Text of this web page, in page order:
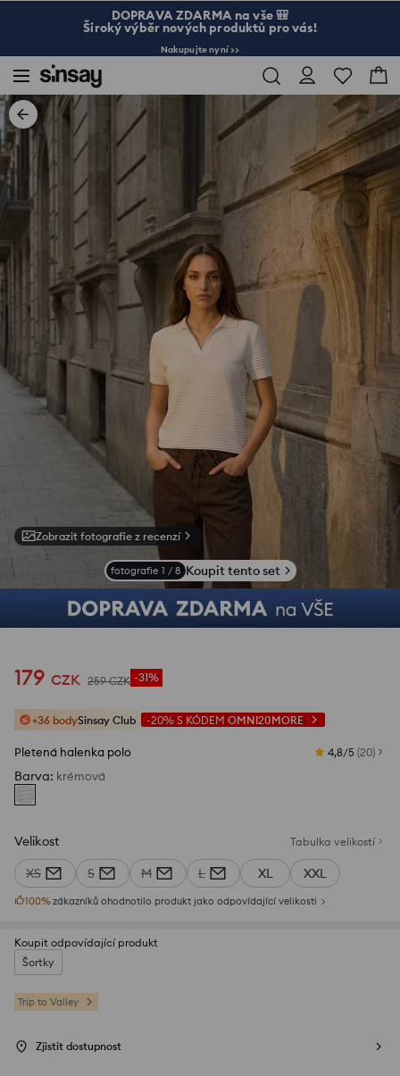
DOPRAVA ZDARMA na vše 🎒
Široký výběr nových produktů pro vás!
Nakupujte nyní >>
Zobrazit fotografie z recenzí
fotografie 1 / 8 Koupit tento set
179 CZK 259 CZK -31%
+36 bodySinsay Club -20% S KÓDEM OMNI20MORE
Pletená halenka polo 4,8/5 (20)
Barva: krémová
Velikost Tabulka velikostí
XS S M L XL XXL
100%zákazníků ohodnotilo produkt jako odpovídající velikosti
Koupit odpovídající produkt
Šortky
Trip to Valley
Zjistit dostupnost